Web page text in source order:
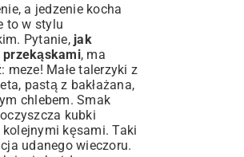
a jedzenie kocha
to w stylu
Pytanie, jak
przekąskami, ma
meze! Małe talerzyki z
pastą z bakłażana,
chlebem. Smak
kubki
kęsami. Taki
udanego wieczoru.